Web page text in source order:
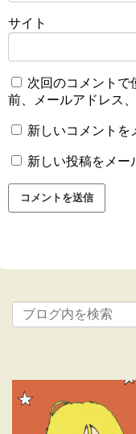
サイト
次回のコメントで
前、メールアドレス
新しいコメントを
新しい投稿をメー